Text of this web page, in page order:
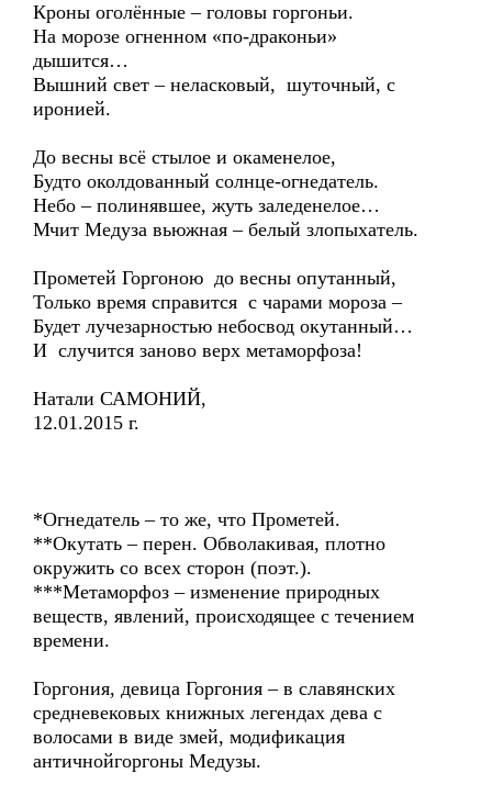
Кроны оголённые – головы горгоньи.
На морозе огненном «по-драконьи»
дышится…
Вышний свет – неласковый, шуточный, с
иронией.
До весны всё стылое и окаменелое,
Будто околдованный солнце-огнедатель.
Небо – полинявшее, жуть заледенелое…
Мчит Медуза вьюжная – белый злопыхатель.
Прометей Горгоною до весны опутанный,
Только время справится с чарами мороза –
Будет лучезарностью небосвод окутанный…
И случится заново верх метаморфоза!
Натали САМОНИЙ,
12.01.2015 г.
*Огнедатель – то же, что Прометей.
**Окутать – перен. Обволакивая, плотно
окружить со всех сторон (поэт.).
***Метаморфоз – изменение природных
веществ, явлений, происходящее с течением
времени.
Горгония, девица Горгония – в славянских
средневековых книжных легендах дева с
волосами в виде змей, модификация
античнойгоргоны Медузы.